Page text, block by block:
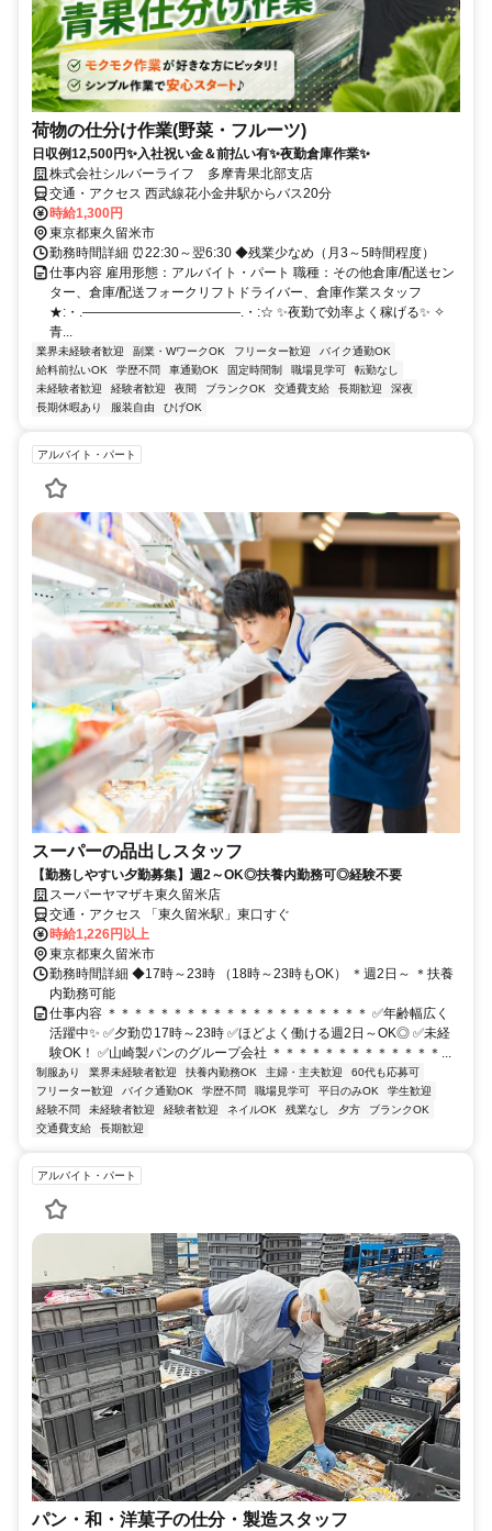
荷物の仕分け作業(野菜・フルーツ)
日収例12,500円✨入社祝い金＆前払い有✨夜勤倉庫作業✨
株式会社シルバーライフ 多摩青果北部支店
交通・アクセス 西武線花小金井駅からバス20分
時給1,300円
東京都東久留米市
勤務時間詳細 ⏰22:30～翌6:30 ◆残業少なめ（月3～5時間程度）
仕事内容 雇用形態：アルバイト・パート 職種：その他倉庫/配送セン
ター、倉庫/配送フォークリフトドライバー、倉庫作業スタッフ
★:・.――――――――――――.・:☆ ✨夜勤で効率よく稼げる✨ ✧
青...
業界未経験者歓迎 副業・WワークOK フリーター歓迎
バイク通勤OK
給料前払いOK
学歴不問 車通勤OK 固定時間制 職場見学可
転勤なし
未経験者歓迎
経験者歓迎 夜間 ブランクOK 交通費支給 長期歓迎
深夜
長期休暇あり
服装自由 ひげOK
アルバイト・パート
スーパーの品出しスタッフ
【勤務しやすい夕勤募集】週2～OK◎扶養内勤務可◎経験不要
スーパーヤマザキ東久留米店
交通・アクセス 「東久留米駅」東口すぐ
時給1,226円以上
東京都東久留米市
勤務時間詳細 ◆17時～23時 （18時～23時もOK） ＊週2日～ ＊扶養
内勤務可能
仕事内容 ＊＊＊＊＊＊＊＊＊＊＊＊＊＊＊＊＊＊＊＊ ✅年齢幅広く
活躍中✨ ✅夕勤⏰17時～23時 ✅ほどよく働ける週2日～OK◎ ✅未経
験OK！ ✅山崎製パンのグループ会社 ＊＊＊＊＊＊＊＊＊＊＊＊＊...
制服あり 業界未経験者歓迎 扶養内勤務OK 主婦・主夫歓迎
60代も応募可
フリーター歓迎
バイク通勤OK 学歴不問 職場見学可 平日のみOK
学生歓迎
経験不問
未経験者歓迎 経験者歓迎 ネイルOK 残業なし 夕方
ブランクOK
交通費支給
長期歓迎
アルバイト・パート
パン・和・洋菓子の仕分・製造スタッフ